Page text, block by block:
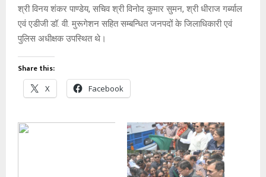
श्री विनय शंकर पाण्डेय, सचिव श्री विनोद कुमार सुमन, श्री धीराज गर्ब्याल
एवं एडीजी डॉ. वी. मुरूगेशन सहित सम्बन्धित जनपदों के जिलाधिकारी एवं
पुलिस अधीक्षक उपस्थित थे।
Share this:
X Facebook